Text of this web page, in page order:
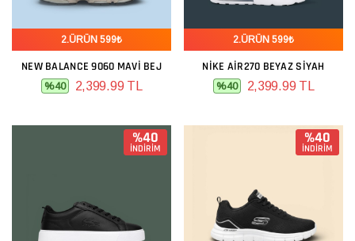
2.ÜRÜN 599₺
NEW BALANCE 9060 MAVI BEJ
%40 2,399.99 TL
2.ÜRÜN 599₺
NIKE AIR270 BEYAZ SIYAH
%40 2,399.99 TL
%40
İNDİRİM
%40
İNDİRİM